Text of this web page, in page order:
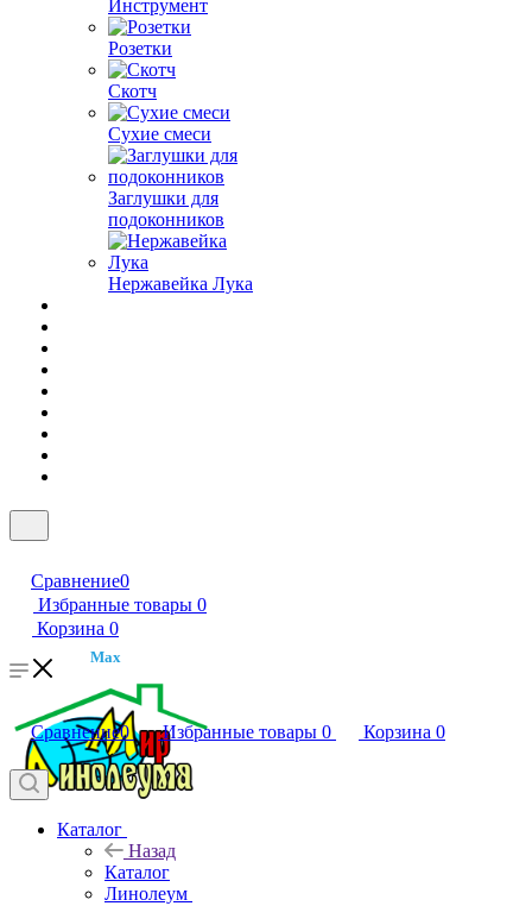
Инструмент
Розетки
Скотч
Сухие смеси
Заглушки для
подоконников
Нержавейка Лука
Сравнение0
Избранные товары 0
Корзина 0
Max
Сравнение0 Избранные товары 0 Корзина 0
Каталог
Назад
Каталог
Линолеум